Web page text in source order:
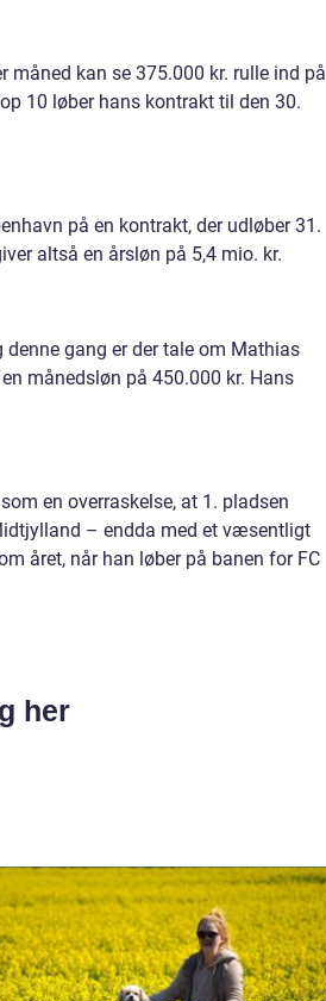
måned kan se 375.000 kr. rulle ind på
10 løber hans kontrakt til den 30.
på en kontrakt, der udløber 31.
altså en årsløn på 5,4 mio. kr.
denne gang er der tale om Mathias
månedsløn på 450.000 kr. Hans
en overraskelse, at 1. pladsen
– endda med et væsentligt
året, når han løber på banen for FC
her